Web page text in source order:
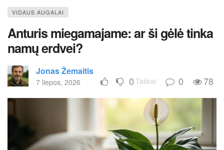
VIDAUS AUGALAI
Anturis miegamajame: ar ši gėlė tinka
namų erdvei?
Jonas Žemaitis
7 liepos, 2026 0 Taškai 0 78